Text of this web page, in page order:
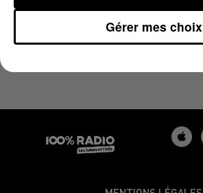
Gérer mes choix